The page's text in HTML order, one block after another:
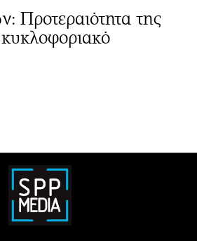
Προτεραιότητα της
κυκλοφοριακό